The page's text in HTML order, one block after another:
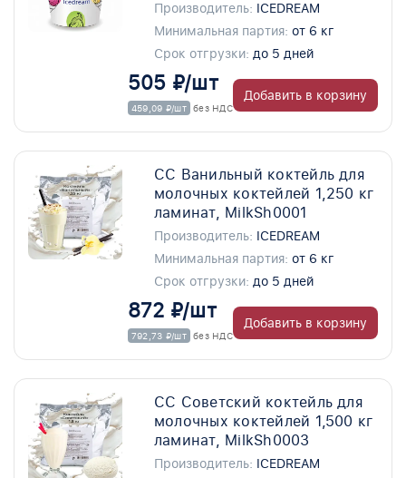
Производитель: ICEDREAM
Минимальная партия: от 6 кг
Срок отгрузки: до 5 дней
505 ₽/шт
459,09 ₽/шт без НДС
Добавить в корзину
СС Ванильный коктейль для
молочных коктейлей 1,250 кг
ламинат, MilkSh0001
Производитель: ICEDREAM
Минимальная партия: от 6 кг
Срок отгрузки: до 5 дней
872 ₽/шт
792,73 ₽/шт без НДС
Добавить в корзину
СС Советский коктейль для
молочных коктейлей 1,500 кг
ламинат, MilkSh0003
Производитель: ICEDREAM